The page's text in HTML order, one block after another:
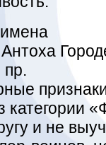
пр.
категории
и не